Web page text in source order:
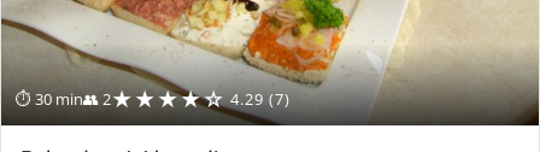
⏱ 30 min👥 2★★★★☆ 4.29 (7)